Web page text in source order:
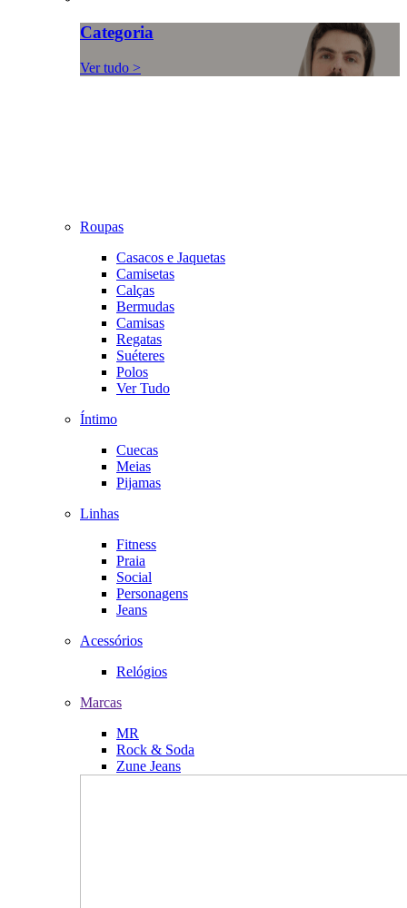
Categoria
Ver tudo >
Roupas
Casacos e Jaquetas
Camisetas
Calças
Bermudas
Camisas
Regatas
Suéteres
Polos
Ver Tudo
Íntimo
Cuecas
Meias
Pijamas
Linhas
Fitness
Praia
Social
Personagens
Jeans
Acessórios
Relógios
Marcas
MR
Rock & Soda
Zune Jeans